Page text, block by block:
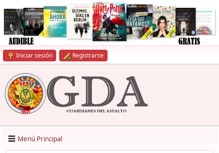
Iniciar sesión Registrarse
Menú Principal